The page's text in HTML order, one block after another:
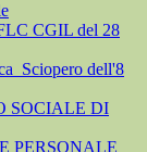
CGIL del 28
dell'8
SOCIALE DI
PERSONALE